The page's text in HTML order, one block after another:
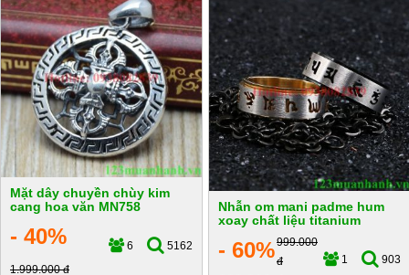
Mặt dây chuyền chùy kim
cang hoa văn MN758
- 40% 6
5162
1.999.000 đ
Nhẫn om mani padme hum
xoay chất liệu titanium
- 60% 1 903
999.000
đ